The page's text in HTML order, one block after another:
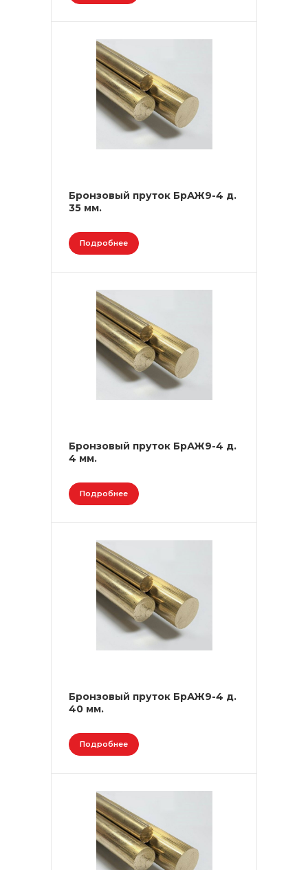
Бронзовый пруток БрАЖ9-4 д.
35 мм.
Подробнее
Бронзовый пруток БрАЖ9-4 д.
4 мм.
Подробнее
Бронзовый пруток БрАЖ9-4 д.
40 мм.
Подробнее